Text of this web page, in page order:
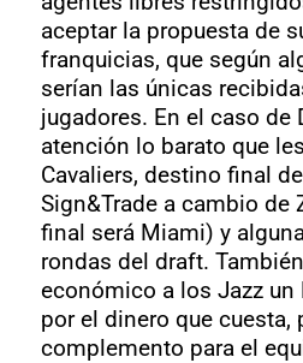
aceptar la propuesta de
franquicias, que según
serían las únicas
jugadores. En el caso de
atención lo barato que
Cavaliers, destino final
Sign&Trade a cambio de
final será Miami) y
rondas del draft.
económico a los Jazz un
por el dinero que cuesta,
complemento para el